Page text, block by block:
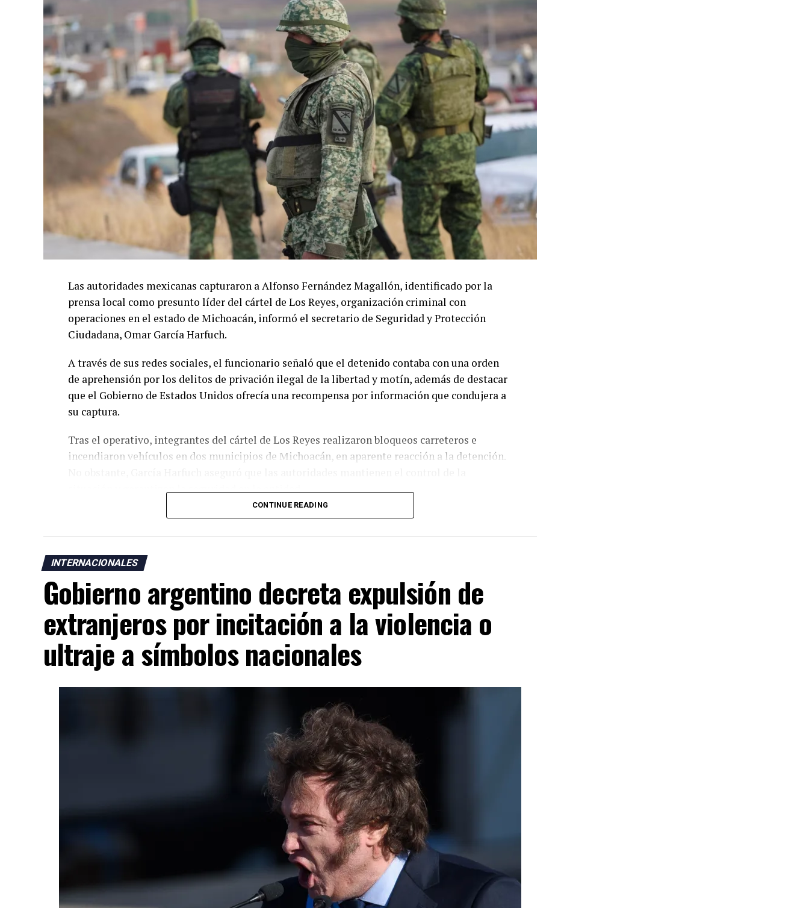
Las autoridades mexicanas capturaron a Alfonso Fernández Magallón, identificado por la
prensa local como presunto líder del cártel de Los Reyes, organización criminal con
operaciones en el estado de Michoacán, informó el secretario de Seguridad y Protección
Ciudadana, Omar García Harfuch.
A través de sus redes sociales, el funcionario señaló que el detenido contaba con una orden
de aprehensión por los delitos de privación ilegal de la libertad y motín, además de destacar
que el Gobierno de Estados Unidos ofrecía una recompensa por información que condujera a
su captura.
Tras el operativo, integrantes del cártel de Los Reyes realizaron bloqueos carreteros e
incendiaron vehículos en dos municipios de Michoacán, en aparente reacción a la detención.
Michoacán, considerado uno de los principales polos agroexportadores de México y sede de
de seguridad mexicano por la captura del presunto líder criminal.
ADVERTISEMENT
«Envía otro mensaje claro: los delincuentes no tienen dónde esconderse», expresó el
diplomático, quien añadió que la cooperación entre ambos países para desmantelar los
cárteles y llevar ante la justicia a los responsables de delitos violentos continúa dando
CONTINUE READING
INTERNACIONALES
Gobierno argentino decreta expulsión de
extranjeros por incitación a la violencia o
ultraje a símbolos nacionales